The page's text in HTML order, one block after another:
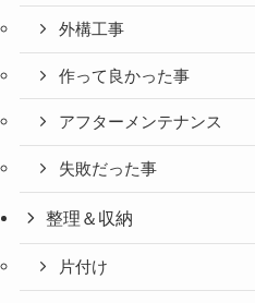
外構工事
作って良かった事
アフターメンテナンス
失敗だった事
整理＆収納
片付け